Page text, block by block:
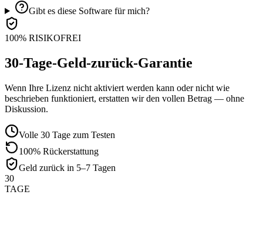
Gibt es diese Software für mich?
100% RISIKOFREI
30-Tage-Geld-zurück-Garantie
Wenn Ihre Lizenz nicht aktiviert werden kann oder nicht wie
beschrieben funktioniert, erstatten wir den vollen Betrag — ohne
Diskussion.
Volle 30 Tage zum Testen
100% Rückerstattung
Geld zurück in 5–7 Tagen
30
TAGE